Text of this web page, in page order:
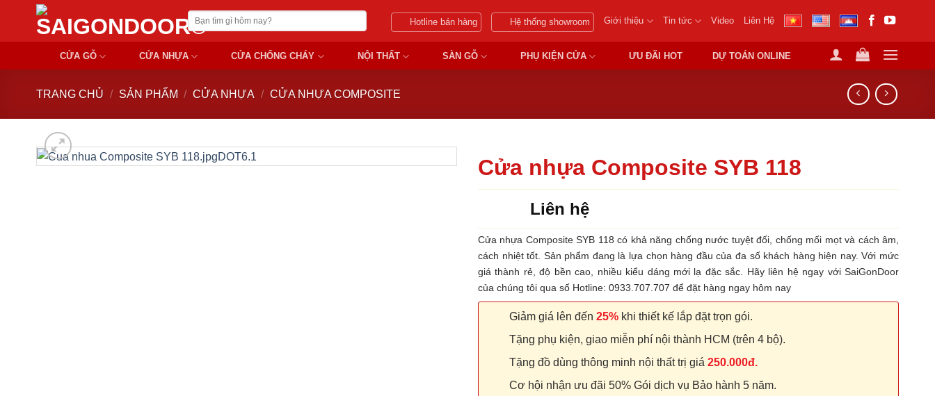
Chuyển
nội
Tìm
kiếm:
Hotline bán hàng Hệ thống showroom Giới thiệu Tin tức Video Liên Hệ
CỬA GỖ CỬA NHỰA CỬA CHỐNG CHÁY NỘI THẤT SÀN GỖ PHỤ KIỆN CỬA ƯU ĐÃI HOT DỰ TOÁN ONLINE
TRANG CHỦ / SẢN PHẨM / CỬA NHỰA / CỬA NHỰA COMPOSITE
Cửa nhựa Composite SYB 118
Liên hệ
Cửa nhựa Composite SYB 118 có khả năng chống nước tuyệt đối, chống mối mọt và cách âm,
cách nhiệt tốt. Sản phẩm đang là lựa chọn hàng đầu của đa số khách hàng hiện nay. Với mức
giá thành rẻ, độ bền cao, nhiều kiểu dáng mới lạ đặc sắc. Hãy liên hệ ngay với SaiGonDoor
của chúng tôi qua số Hotline: 0933.707.707 để đặt hàng ngay hôm nay
Giảm giá lên đến 25% khi thiết kế lắp đặt trọn gói.
Tặng phụ kiện, giao miễn phí nội thành HCM (trên 4 bộ).
Tặng đồ dùng thông minh nội thất trị giá 250.000đ.
Cơ hội nhận ưu đãi 50% Gói dịch vụ Bảo hành 5 năm.